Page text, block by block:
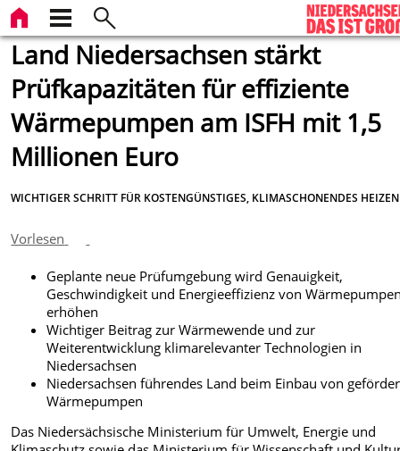
Land Niedersachsen stärkt
Prüfkapazitäten für effiziente
Wärmepumpen am ISFH mit 1,5
Millionen Euro
WICHTIGER SCHRITT FÜR KOSTENGÜNSTIGES, KLIMASCHONENDES HEIZEN
Vorlesen
Geplante neue Prüfumgebung wird Genauigkeit,
Geschwindigkeit und Energieeffizienz von
erhöhen
Wichtiger Beitrag zur Wärmewende und zur
Weiterentwicklung klimarelevanter Technologien in
Niedersachsen
Niedersachsen führendes Land beim Einbau von
Wärmepumpen
Das Niedersächsische Ministerium für Umwelt, Energie und